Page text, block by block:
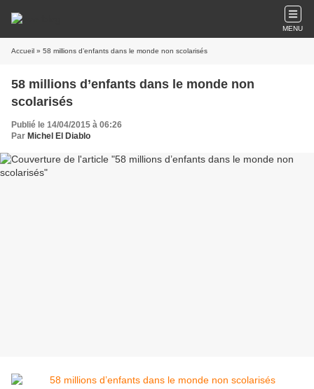
MENU
Accueil » 58 millions d’enfants dans le monde non scolarisés
58 millions d’enfants dans le monde non
scolarisés
Publié le 14/04/2015 à 06:26
Par Michel El Diablo